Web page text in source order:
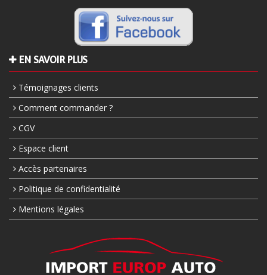
EN SAVOIR PLUS
Témoignages clients
Comment commander ?
CGV
Espace client
Accès partenaires
Politique de confidentialité
Mentions légales